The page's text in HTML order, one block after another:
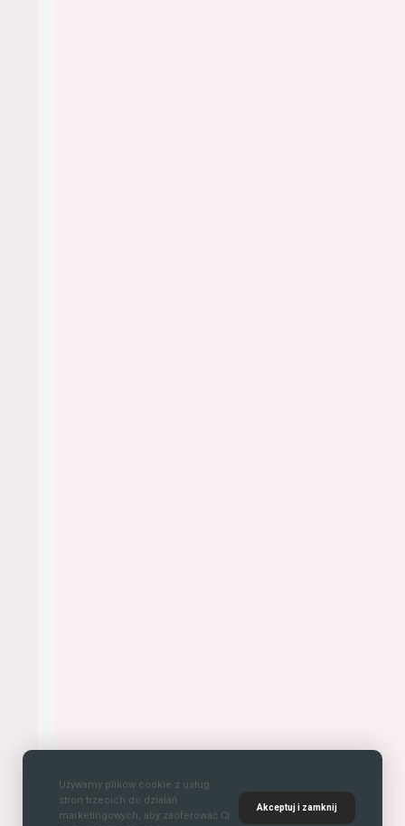
Używamy plików cookie z usług
stron trzecich do działań
marketingowych, aby zaoferować Ci
Akceptuj i zamknij